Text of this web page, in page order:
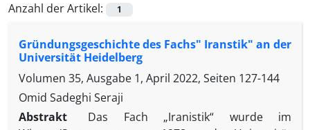
Anzahl der Artikel:
1
Gründungsgeschichte des Fachs" Iranstik" an der
Universität Heidelberg
Volumen 35, Ausgabe 1, April 2022, Seiten 127-144
Omid Sadeghi Seraji
Abstrakt
Das Fach „Iranistik“ wurde im